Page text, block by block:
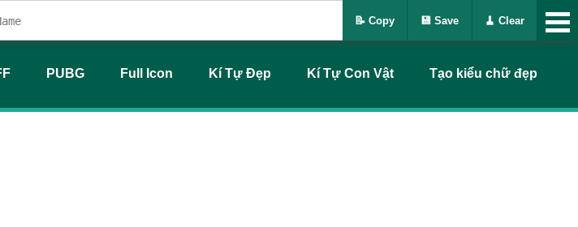
PUBG Full Icon Kí Tự Đẹp Kí Tự Con Vật Tạo kiểu chữ đẹp
📝 Copy 💾 Save 🧹 Clear